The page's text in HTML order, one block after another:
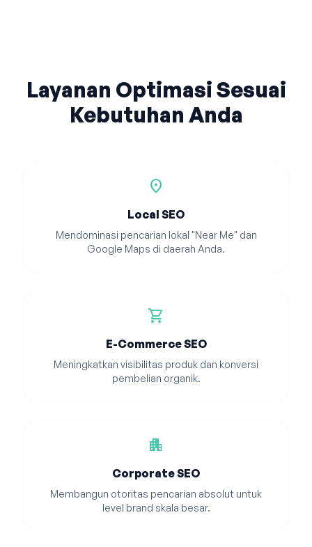
Layanan Optimasi Sesuai
Kebutuhan Anda
location_on
Local SEO
Mendominasi pencarian lokal "Near Me" dan
Google Maps di daerah Anda.
shopping_cart
E-Commerce SEO
Meningkatkan visibilitas produk dan konversi
pembelian organik.
apartment
Corporate SEO
Membangun otoritas pencarian absolut untuk
level brand skala besar.